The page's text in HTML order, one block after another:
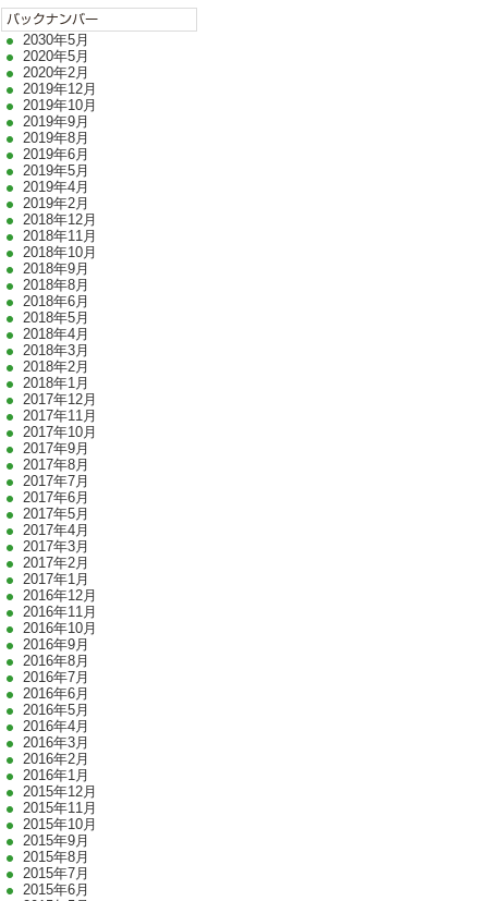
2030年5月
2020年5月
2020年2月
2019年12月
2019年10月
2019年9月
2019年8月
2019年6月
2019年5月
2019年4月
2019年2月
2018年12月
2018年11月
2018年10月
2018年9月
2018年8月
2018年6月
2018年5月
2018年4月
2018年3月
2018年2月
2018年1月
2017年12月
2017年11月
2017年10月
2017年9月
2017年8月
2017年7月
2017年6月
2017年5月
2017年4月
2017年3月
2017年2月
2017年1月
2016年12月
2016年11月
2016年10月
2016年9月
2016年8月
2016年7月
2016年6月
2016年5月
2016年4月
2016年3月
2016年2月
2016年1月
2015年12月
2015年11月
2015年10月
2015年9月
2015年8月
2015年7月
2015年6月